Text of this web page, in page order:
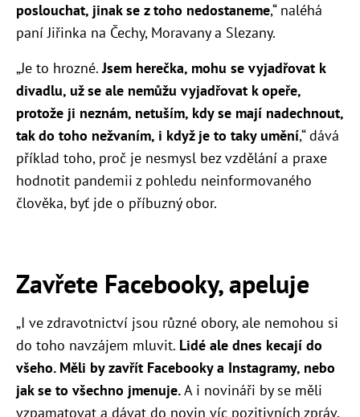
poslouchat, jinak se z toho nedostaneme,“ naléhá
paní Jiřinka na Čechy, Moravany a Slezany.
„Je to hrozné.Jsem herečka, mohu se vyjadřovat k
divadlu, už se ale nemůžu vyjadřovat k opeře,
protože ji neznám, netuším, kdy se mají nadechnout,
tak do toho nežvaním, i když je to taky umění,“ dává
příklad toho, proč je nesmysl bez vzdělání a praxe
hodnotit pandemii z pohledu neinformovaného
člověka, byť jde o příbuzný obor.
Zavřete Facebooky, apeluje
„I ve zdravotnictví jsou různé obory, ale nemohou si
do toho navzájem mluvit. Lidé ale dnes kecají do
všeho. Měli by zavřít Facebooky a Instagramy, nebo
jak se to všechno jmenuje.A i novináři by se měli
vzpamatovat a dávat do novin víc pozitivních zpráv.